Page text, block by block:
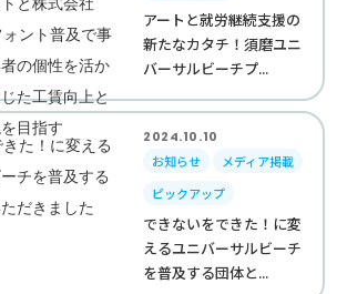
アートと就労継続支援の
新たなカタチ！須磨ユニ
バーサルビーチプ...
2024.10.10
お知らせ
メディア掲載
ピックアップ
できないをできた！に変
えるユニバーサルビーチ
を普及する団体と...